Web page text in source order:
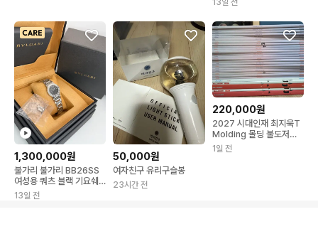
13일 전
1,300,000원
불가리 불가리 BB26SS
여성용 쿼츠 블랙 기요쉐
문자판
13일 전
50,000원
여자친구 유리구슬봉
23시간 전
220,000원
2027 시대인재 최지욱T
Molding 몰딩 불도저
Masterpiece
1일 전